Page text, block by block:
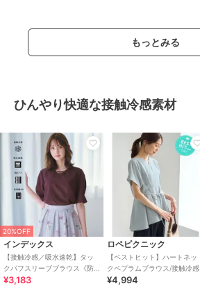
もっとみる
ひんやり快適な接触冷感素材
20%OFF
インデックス
【接触冷感／吸水速乾】タッ
クパフスリーブブラウス《防
シワ／洗濯機OK／XS～3L／
¥3,183
ロペピクニック
【ベストヒット】ハートネッ
クペプラムブラウス/接触冷感
¥4,994